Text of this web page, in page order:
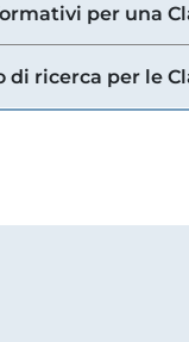
per una
di ricerca per le